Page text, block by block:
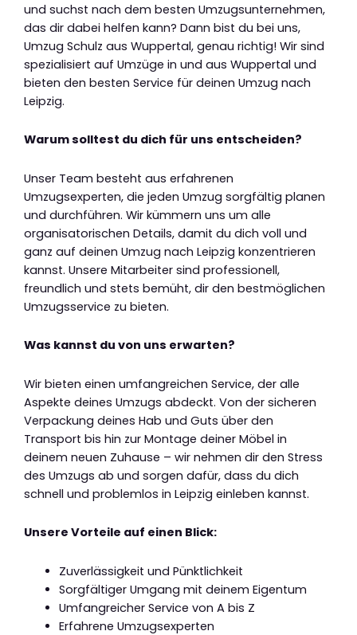
und suchst nach dem besten Umzugsunternehmen,
das dir dabei helfen kann? Dann bist du bei uns,
Umzug Schulz aus Wuppertal, genau richtig! Wir sind
spezialisiert auf Umzüge in und aus Wuppertal und
bieten den besten Service für deinen Umzug nach
Leipzig.
Warum solltest du dich für uns entscheiden?
Unser Team besteht aus erfahrenen
Umzugsexperten, die jeden Umzug sorgfältig planen
und durchführen. Wir kümmern uns um alle
organisatorischen Details, damit du dich voll und
ganz auf deinen Umzug nach Leipzig konzentrieren
kannst. Unsere Mitarbeiter sind professionell,
freundlich und stets bemüht, dir den bestmöglichen
Umzugsservice zu bieten.
Was kannst du von uns erwarten?
Wir bieten einen umfangreichen Service, der alle
Aspekte deines Umzugs abdeckt. Von der sicheren
Verpackung deines Hab und Guts über den
Transport bis hin zur Montage deiner Möbel in
deinem neuen Zuhause – wir nehmen dir den Stress
des Umzugs ab und sorgen dafür, dass du dich
schnell und problemlos in Leipzig einleben kannst.
Unsere Vorteile auf einen Blick:
Zuverlässigkeit und Pünktlichkeit
Sorgfältiger Umgang mit deinem Eigentum
Umfangreicher Service von A bis Z
Erfahrene Umzugsexperten